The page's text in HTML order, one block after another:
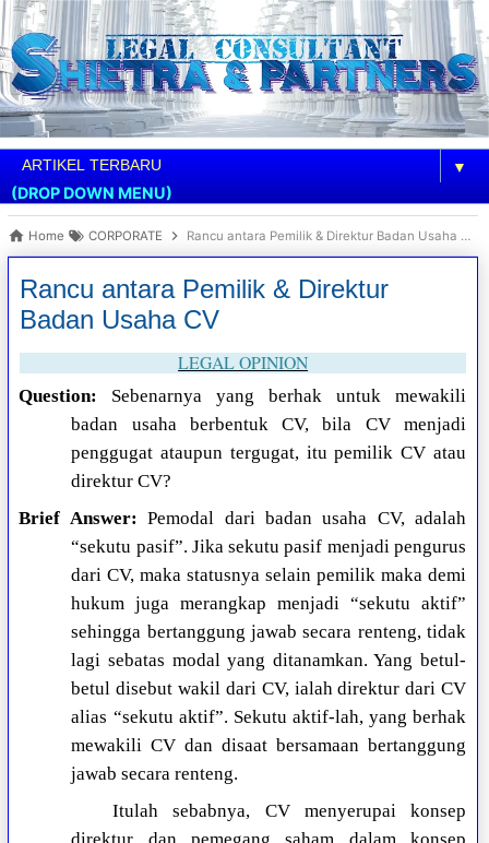
▼
(DROP DOWN MENU)
Home CORPORATE Rancu antara Pemilik & Direktur Badan Usaha CV
Rancu antara Pemilik & Direktur
Badan Usaha CV
LEGAL OPINION
Question:
Sebenarnya yang berhak untuk mewakili
badan usaha berbentuk CV, bila CV menjadi
penggugat ataupun tergugat, itu pemilik CV atau
direktur CV?
Brief Answer: Pemodal dari badan usaha CV, adalah
“sekutu pasif”. Jika sekutu pasif menjadi pengurus
dari CV, maka statusnya selain pemilik maka demi
hukum juga merangkap menjadi “sekutu aktif”
sehingga bertanggung jawab secara renteng, tidak
lagi sebatas modal yang ditanamkan. Yang betul-
betul disebut wakil dari CV, ialah direktur dari CV
alias “sekutu aktif”. Sekutu aktif-lah, yang berhak
mewakili CV dan disaat bersamaan bertanggung
jawab secara renteng.
Itulah sebabnya, CV menyerupai konsep